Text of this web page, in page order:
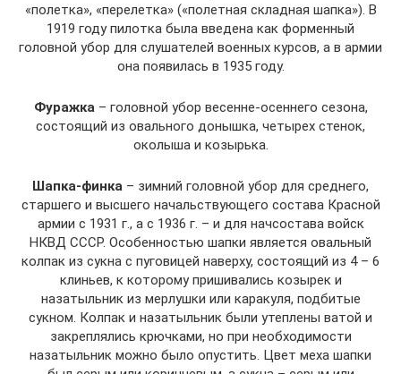
«полетка», «перелетка» («полетная складная шапка»). В
1919 году пилотка была введена как форменный
головной убор для слушателей военных курсов, а в армии
она появилась в 1935 году.
Фуражка – головной убор весенне-осеннего сезона,
состоящий из овального донышка, четырех стенок,
околыша и козырька.
Шапка-финка – зимний головной убор для среднего,
старшего и высшего начальствующего состава Красной
армии с 1931 г., а с 1936 г. – и для начсостава войск
НКВД СССР. Особенностью шапки является овальный
колпак из сукна с пуговицей наверху, состоящий из 4 – 6
клиньев, к которому пришивались козырек и
назатыльник из мерлушки или каракуля, подбитые
сукном. Колпак и назатыльник были утеплены ватой и
закреплялись крючками, но при необходимости
назатыльник можно было опустить. Цвет меха шапки